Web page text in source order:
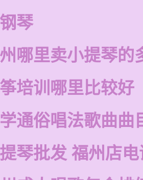
琴
哪里卖小提琴的
培训哪里比较好
通俗唱法歌曲曲
琴批发 福州店